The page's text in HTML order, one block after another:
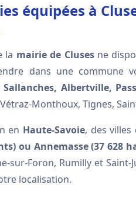
équipées à
la mairie de Clusesne
dans une commune
Sallanches, Albertville,
Monthoux, Tignes,
en Haute-Savoie, des villes
ou Annemasse (37 628
sur-Foron, Rumilly et
localisation.